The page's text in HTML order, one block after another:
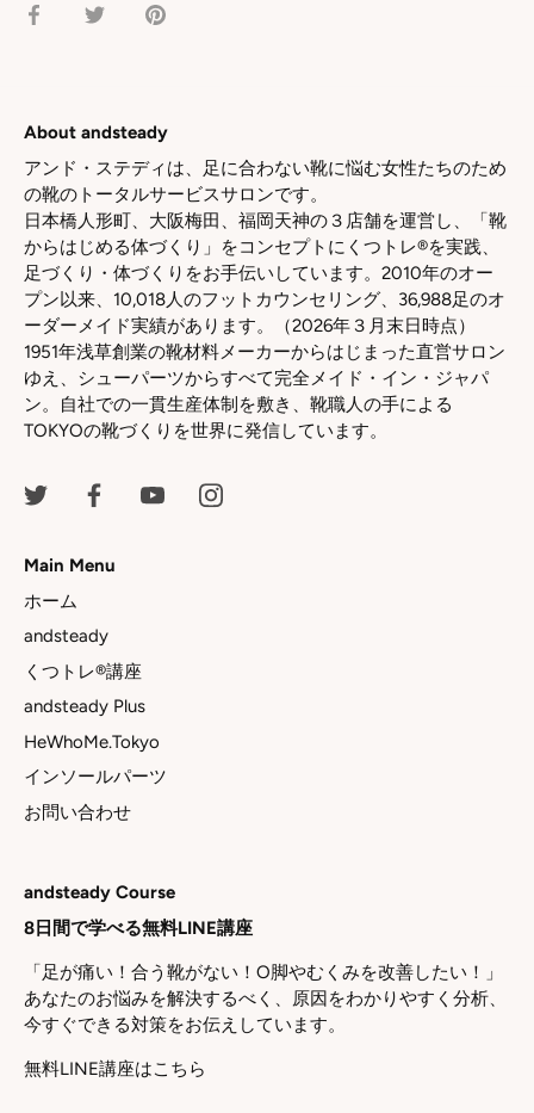
facebookTwitterpinterest
About andsteady
アンド・ステディは、足に合わない靴に悩む女性たちのため
の靴のトータルサービスサロンです。
日本橋人形町、大阪梅田、福岡天神の３店舗を運営し、「靴
からはじめる体づくり」をコンセプトにくつトレ®を実践、
足づくり・体づくりをお手伝いしています。2010年のオー
プン以来、10,018人のフットカウンセリング、36,988足のオ
ーダーメイド実績があります。（2026年３月末日時点）
1951年浅草創業の靴材料メーカーからはじまった直営サロン
ゆえ、シューパーツからすべて完全メイド・イン・ジャパ
ン。自社での一貫生産体制を敷き、靴職人の手による
TOKYOの靴づくりを世界に発信しています。
Main Menu
ホーム
andsteady
くつトレ®講座
andsteady Plus
HeWhoMe.Tokyo
インソールパーツ
お問い合わせ
andsteady Course
8日間で学べる無料LINE講座
「足が痛い！合う靴がない！O脚やむくみを改善したい！」
あなたのお悩みを解決するべく、原因をわかりやすく分析、
今すぐできる対策をお伝えしています。
無料LINE講座はこちら